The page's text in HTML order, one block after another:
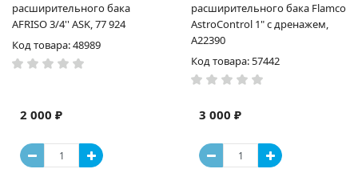
расширительного бака
AFRISO 3/4'' ASK, 77 924
Код товара: 48989
2 000 ₽
расширительного бака Flamco
AstroControl 1" с дренажем,
A22390
Код товара: 57442
3 000 ₽